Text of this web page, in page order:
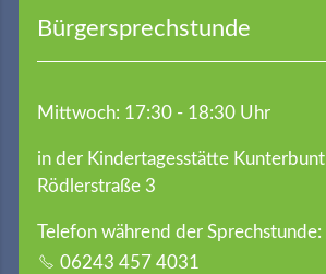
Bürgersprechstunde
Mittwoch: 17:30 - 18:30 Uhr
in der Kindertagesstätte Kunterbunt
Rödlerstraße 3
Telefon während der Sprechstunde:
06243 457 4031